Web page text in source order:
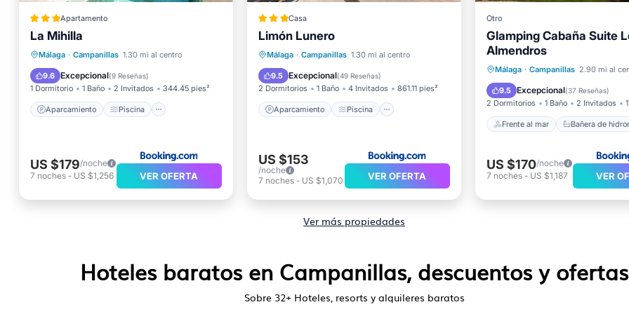
Apartamento
La Mihilla
Málaga · Campanillas 1.30 mi al centro
9.6 Excepcional(9 Reseñas)
1 Dormitorio 1 Baño 2 Invitados 344.45 pies²
Aparcamiento Piscina
Aparcamiento
Piscina
Aire acondicionado
US $179/noche
7 noches - US $1,256 VER OFERTA
Casa
Limón Lunero
Málaga · Campanillas 1.30 mi al centro
9.5 Excepcional(49 Reseñas)
2 Dormitorios 1 Baño 4 Invitados 861.11 pies²
Aparcamiento Piscina
Aparcamiento
Balcón/Terraza
Aire acondicionado
US $153
/noche
7 noches- US $1,070 VER OFERTA
Otro
Glamping Cabaña Suite
Almendros
Málaga · Campanillas 2.90 mi al
9.5 Excepcional(37 Reseñas)
2 Dormitorios 1 Baño 2 Invitados
Frente al mar Bañera de
Frente al mar
Bañera de hidromasaje
Aparcamiento
US $170/noche
7 noches- US $1,187 VER
Ver más propiedades
Hoteles baratos en Campanillas, descuentos y ofertas
Sobre 32+ Hoteles, resorts y alquileres baratos